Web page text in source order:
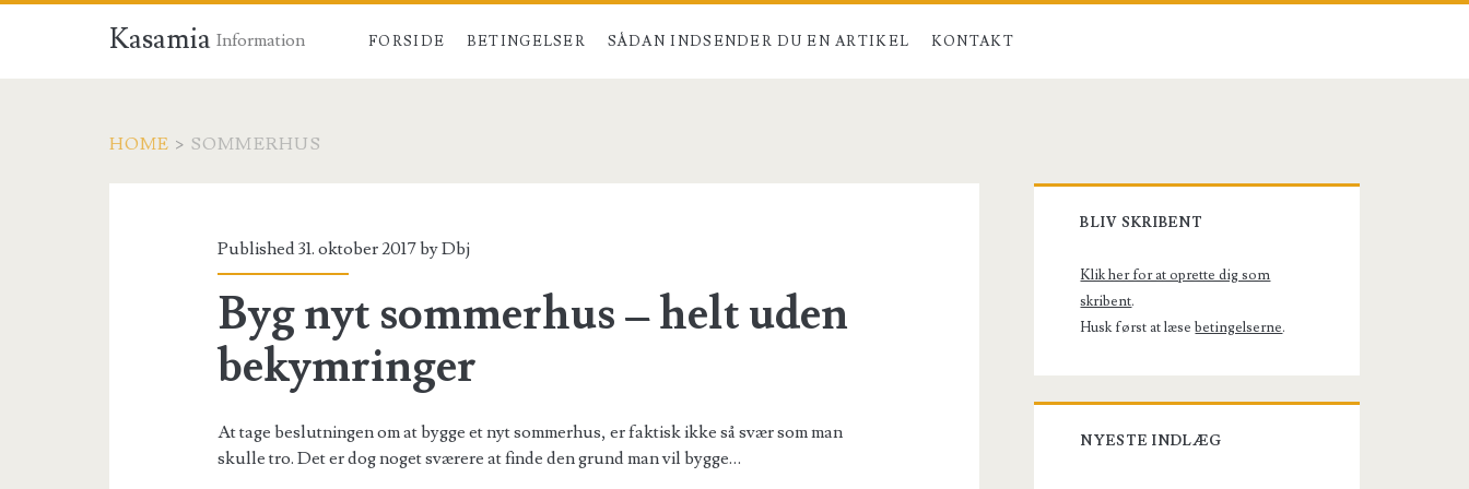
Kasamia Information FORSIDE BETINGELSER SÅDAN INDSENDER DU EN ARTIKEL KONTAKT
HOME > SOMMERHUS
<span>Sommerhus</span>
Published 31. oktober 2017 byDbj
Byg nyt sommerhus – helt uden
bekymringer
At tage beslutningen om at bygge et nyt sommerhus, er faktisk ikke så svær som man
skulle tro. Det er dog noget sværere at finde den grund man vil bygge…
Primary
Sidebar
BLIV SKRIBENT
Klik her for at oprette dig som
skribent.
Husk først at læsebetingelserne.
NYESTE INDLÆG